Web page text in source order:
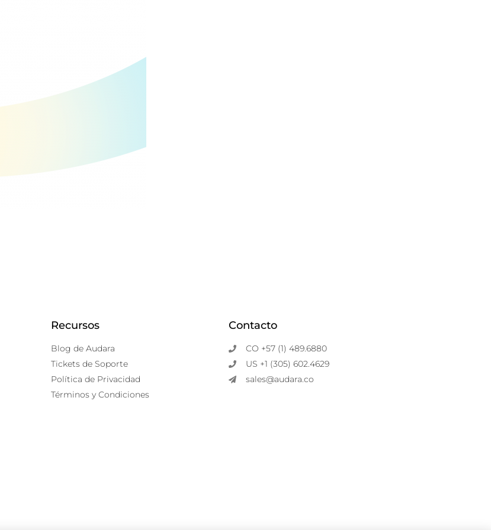
Recursos
Blog de Audara
Tickets de Soporte
Política de Privacidad
Términos y Condiciones
Contacto
CO +57 (1) 489.6880
US +1 (305) 602.4629
sales@audara.co